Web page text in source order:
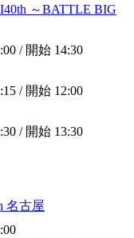
～BATTLE BIG
/ 開始 14:30
/ 開始 12:00
/ 開始 13:30
名古屋